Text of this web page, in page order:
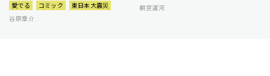
愛でる コミック
東日本大震災
谷原章介
朝宮運河